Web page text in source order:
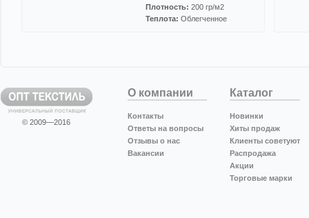
Плотность: 200 гр/м2
Теплота: Облегченное
© 2009—2016
О компании
Контакты
Ответы на вопросы
Отзывы о нас
Вакансии
Каталог
Новинки
Хиты продаж
Клиенты советуют
Распродажа
Акции
Торговые марки